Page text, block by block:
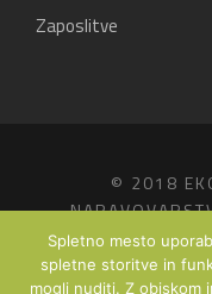
Zaposlitve
© 2018
PRODUKCIJA
Spletno mesto
spletne storitve in
mogli nuditi. Z obiskom